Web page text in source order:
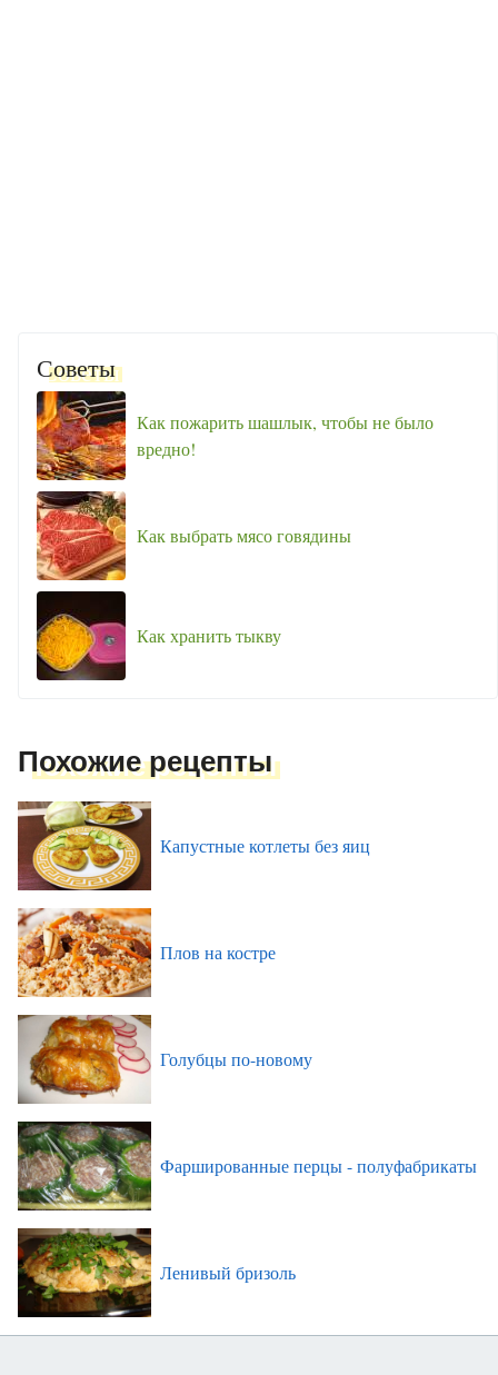
Советы
Как пожарить шашлык, чтобы не было
вредно!
Как выбрать мясо говядины
Как хранить тыкву
Похожие рецепты
Капустные котлеты без яиц
Плов на костре
Голубцы по-новому
Фаршированные перцы - полуфабрикаты
Ленивый бризоль